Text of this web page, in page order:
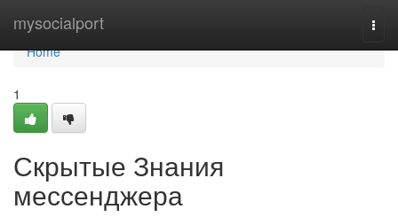
mysocialport
Home
Home
1
Скрытые Знания
мессенджера